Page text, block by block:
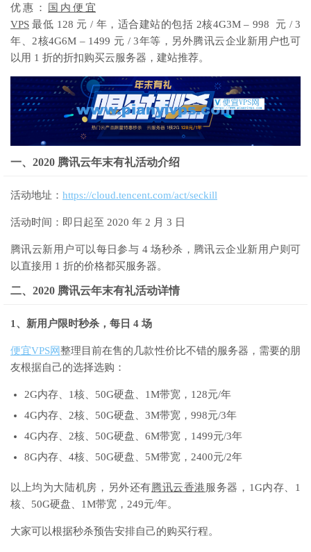
优惠：
国内便宜
VPS 最低 128 元 / 年，适合建站的包括 2核4G3M – 998 元 / 3
年、2核4G6M – 1499 元 / 3年等，另外腾讯云企业新用户也可
以用 1 折的折扣购买云服务器，建站推荐。
一、2020 腾讯云年末有礼活动介绍
活动地址： https://cloud.tencent.com/act/seckill
活动时间：即日起至 2020 年 2 月 3 日
腾讯云新用户可以每日参与 4 场秒杀，腾讯云企业新用户则可
以直接用 1 折的价格都买服务器。
二、2020 腾讯云年末有礼活动详情
1、新用户限时秒杀，每日 4 场
便宜VPS网整理目前在售的几款性价比不错的服务器，需要的朋
友根据自己的选择选购：
2G内存、1核、50G硬盘、1M带宽，128元/年
4G内存、2核、50G硬盘、3M带宽，998元/3年
4G内存、2核、50G硬盘、6M带宽，1499元/3年
8G内存、4核、50G硬盘、5M带宽，2400元/2年
以上均为大陆机房，另外还有腾讯云香港服务器，1G内存、1
核、50G硬盘、1M带宽，249元/年。
大家可以根据秒杀预告安排自己的购买行程。